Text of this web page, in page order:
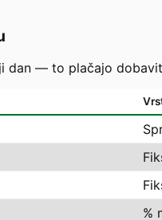
dan — to plačajo
%